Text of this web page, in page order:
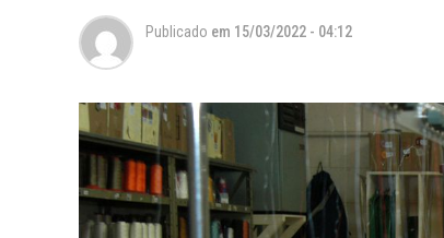
Publicado em 15/03/2022 - 04:12